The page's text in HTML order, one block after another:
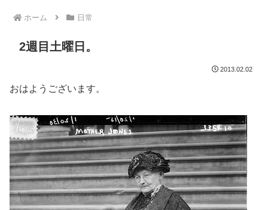
ホーム 日常
2週目土曜日。
2013.02.02
おはようございます。